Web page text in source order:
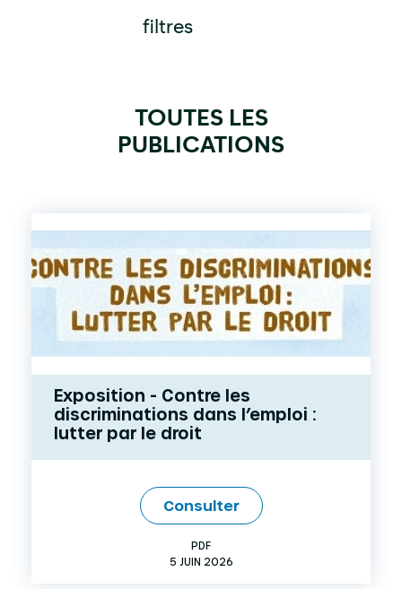
filtres
TOUTES LES
PUBLICATIONS
Exposition - Contre les
discriminations dans l’emploi :
lutter par le droit
Consulter
PDF
5 JUIN 2026